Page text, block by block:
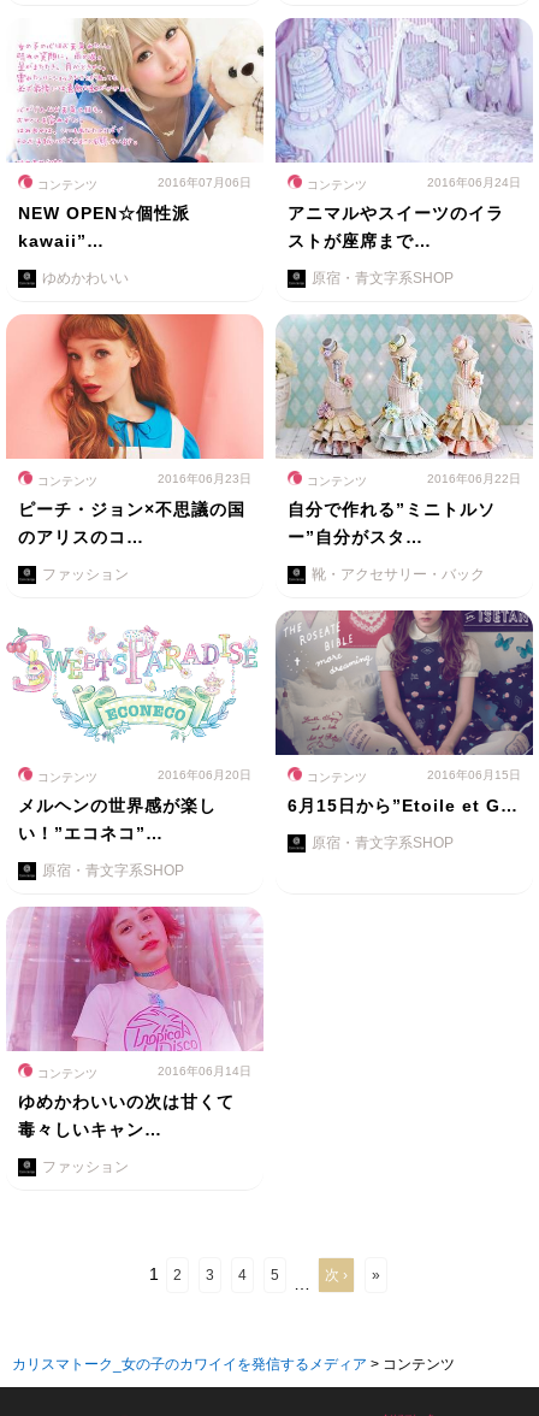
コンテンツ 2016年07月06日
NEW OPEN☆個性派
kawaii”…
ゆめかわいい
コンテンツ 2016年06月24日
アニマルやスイーツのイラ
ストが座席まで…
原宿・青文字系SHOP
コンテンツ 2016年06月23日
ピーチ・ジョン×不思議の国
のアリスのコ…
ファッション
コンテンツ 2016年06月22日
自分で作れる”ミニトルソ
ー”自分がスタ…
靴・アクセサリー・バック
コンテンツ 2016年06月20日
メルヘンの世界感が楽し
い！”エコネコ”…
原宿・青文字系SHOP
コンテンツ 2016年06月15日
6月15日から”Etoile et G…
原宿・青文字系SHOP
コンテンツ 2016年06月14日
ゆめかわいいの次は甘くて
毒々しいキャン…
ファッション
1 2 3 4 5 次 › »
カリスマトーク_女の子のカワイイを発信するメディア > コンテンツ